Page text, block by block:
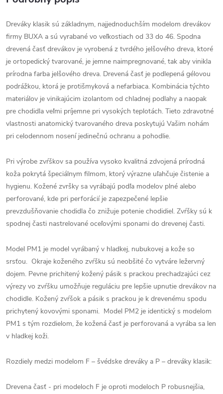
Dreváky klasik sú základnym, najjednoduchším modelom drevákov
firmy BUXA a sú vyrabané vo veľkostiach od 33 do 46. Spodna
drevená časť drevákov je vyrobená z tvrdého jelšového dreva, ktoré
je ortopedický tvarované, je jemne naimpregnované, tak aby vinikla
prírodna farba jelšového dreva. Drevená časť je podlepená gélovou
podrážkou, ktorá je protišmyková a nefarbiaca. Kombinácia týchto
materiálov je vinikajúcim izolantom od chladnej podlahy a naopak
pre chodidla veľmi príjemne pri vysokých teplotách. Tieto zdravotné
vlastnosti anatomický tvarovaného dreva poskytujú Vašim nohám
pri celodennom nosení jedinečnú ochranu a pohodlie.
Pri výrobe zvŕškov sa používa vysoko kvalitná zdvojená prírodná
koža pokrytá špeciálnym filmom, ktorý výrazne uľahčuje čistenie a
hygienu. Kožené zvršky sa vyrábajú podľa modelov plné alebo
perforované, kde pri perforácií je zapezpečené lepšie
prevzdušňovanie chodidla čo znižuje potenie chodidiel. Zvŕšky sú k
spodnej časti nastrelované oceľovými sponami do drevenej časti.
Model PM1 je model vyrábaný v hladkej, nubukovej a kože so
srsťou. Okraje koženého zvŕšku sú neobšité čo vytváre ležervný
dojem. Pevne prichitený kožený pásik s prackou prechadzajúci cez
výrezy vo zvŕšku umožňuje reguláciu pre lepšie upnutie drevákov na
chodidle. Kožený zvŕšok a pásik s prackou je k drevenému spodu
prichytený kovovými sponami. Model PM2 je identický s modelom
PM1 s tým rozdielom, že kožená časť je perforovaná a vyrába sa len
v hladkej koži.
Rozdiely medzi modelom F – švédske dreváky a P – dreváky klasik:
Drevena časť - pri modeloch F je oproti modeloch P robusnejšia,